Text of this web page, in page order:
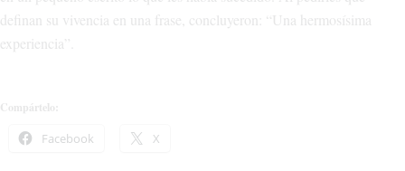
definan su vivencia en una frase, concluyeron: “Una hermosísima
experiencia”.
Compártelo:
Facebook X